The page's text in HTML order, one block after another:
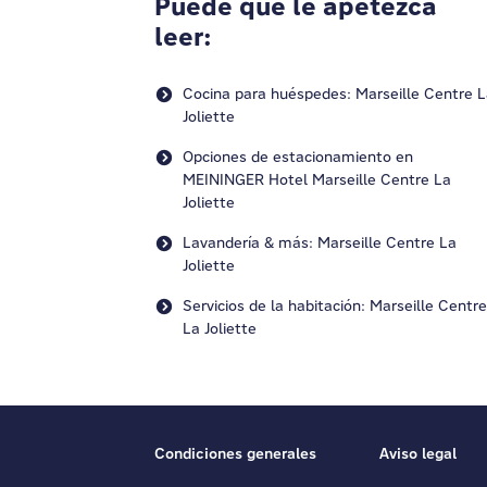
Puede que le apetezca
leer:
Cocina para huéspedes: Marseille Centre
Joliette
Opciones de estacionamiento en
MEININGER Hotel Marseille Centre La
Joliette
Lavandería & más: Marseille Centre La
Joliette
Servicios de la habitación: Marseille Centre
La Joliette
Condiciones generales Aviso legal